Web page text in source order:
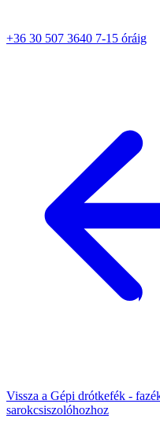
+36 30 507 3640 7-15 óráig
Vissza a Gépi drótkefék -
sarokcsiszolóhozhoz